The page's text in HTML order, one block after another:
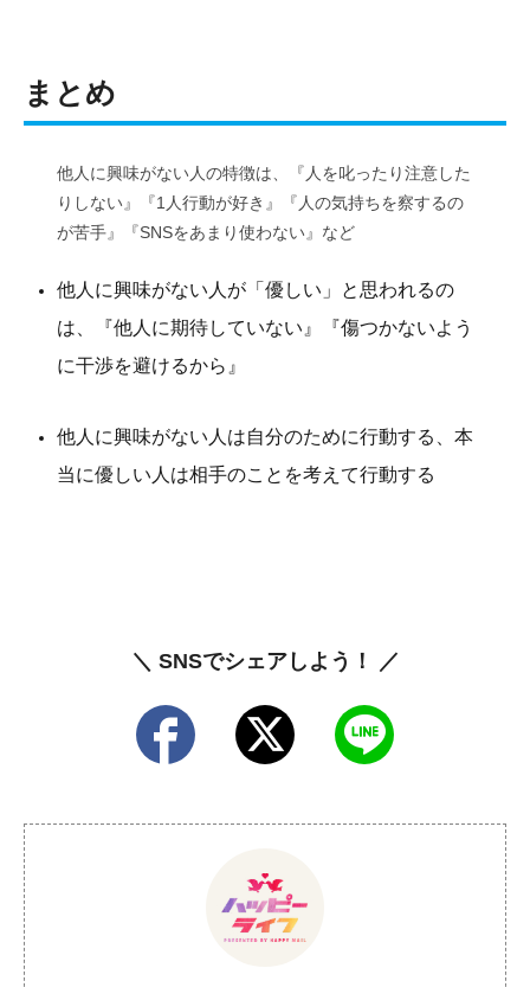
まとめ
他人に興味がない人の特徴は、『人を叱ったり注意した
りしない』『1人行動が好き』『人の気持ちを察するの
が苦手』『SNSをあまり使わない』など
他人に興味がない人が「優しい」と思われるの
は、『他人に期待していない』『傷つかないよう
に干渉を避けるから』
他人に興味がない人は自分のために行動する、本
当に優しい人は相手のことを考えて行動する
＼ SNSでシェアしよう！ ／